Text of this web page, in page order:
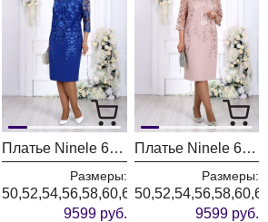
Платье Ninele 6153 василек
Размеры:
50,52,54,56,58,60,62,64,66
9599 руб.
Платье Ninele 6153 пудровый
Размеры:
9599 руб.